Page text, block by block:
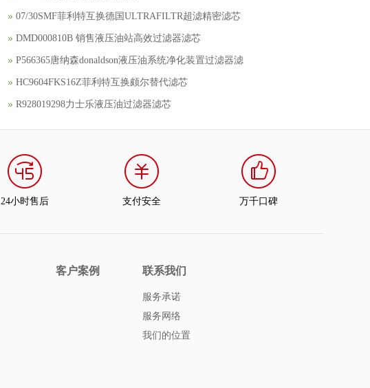
07/30SMF菲利特互换德国ULTRAFILTR超滤精密滤芯
DMD000810B 销售液压油站高效过滤器滤芯
P566365唐纳森donaldson液压油系统净化装置过滤器滤
HC9604FKS16Z菲利特互换颇尔替代滤芯
R928019298力士乐液压油过滤器滤芯
24小时售后 支付安全 万千口碑
客户案例 联系我们
服务承诺
服务网络
我们的位置